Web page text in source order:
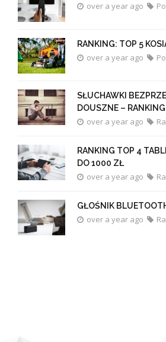
over a year ago
RANKING: TOP 5
over a year ago
SŁUCHAWKI
DOUSZNE –
over a year ago
RANKING TOP 4
DO 1000 ZŁ
over a year ago
GŁOŚNIK
over a year ago